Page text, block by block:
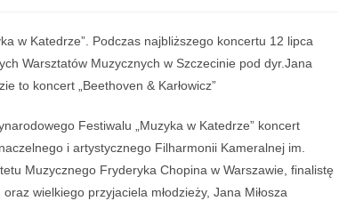
w Katedrze”. Podczas najbliższego koncertu 12 lipca
Warsztatów Muzycznych w Szczecinie pod dyr.Jana
to koncert „Beethoven & Karłowicz”
Festiwalu „Muzyka w Katedrze” koncert
i artystycznego Filharmonii Kameralnej im.
Muzycznego Fryderyka Chopina w Warszawie, finalistę
wielkiego przyjaciela młodzieży, Jana Miłosza